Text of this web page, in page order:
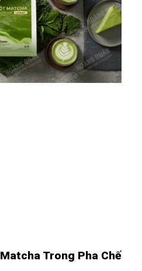
Trong Pha Chế